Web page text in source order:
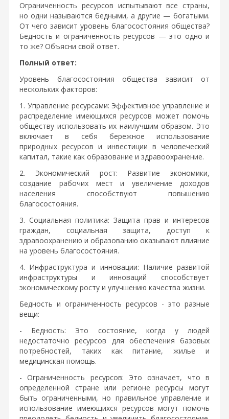
Ограниченность ресурсов испытывают все страны,
но одни называются бедными, а другие — богатыми.
От чего зависит уровень благосостояния общества?
Бедность и ограниченность ресурсов — это одно и
то же? Объясни свой ответ.
Полный ответ:
Уровень благосостояния общества зависит от
нескольких факторов:
1. Управление ресурсами: Эффективное управление и
распределение имеющихся ресурсов может помочь
обществу использовать их наилучшим образом. Это
включает в себя бережное использование
природных ресурсов и инвестиции в человеческий
капитал, такие как образование и здравоохранение.
2. Экономический рост: Развитие экономики,
создание рабочих мест и увеличение доходов
населения способствуют повышению
благосостояния.
3. Социальная политика: Защита прав и интересов
граждан, социальная защита, доступ к
здравоохранению и образованию оказывают влияние
на уровень благосостояния.
4. Инфраструктура и инновации: Наличие развитой
инфраструктуры и инноваций способствует
экономическому росту и улучшению качества жизни.
Бедность и ограниченность ресурсов - это разные
вещи:
- Бедность: Это состояние, когда у людей
недостаточно ресурсов для обеспечения базовых
потребностей, таких как питание, жилье и
медицинская помощь.
- Ограниченность ресурсов: Это означает, что в
определенной стране или регионе ресурсы могут
быть ограниченными, но правильное управление и
использование имеющихся ресурсов могут помочь